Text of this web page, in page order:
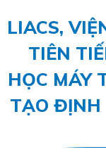
LIACS,
TIÊN
HỌC MÁY
TẠO ĐỊNH